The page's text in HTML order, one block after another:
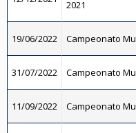
2021
19/06/2022 Campeonato
31/07/2022 Campeonato
11/09/2022 Campeonato